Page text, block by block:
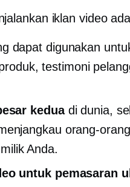
iklan video
dapat digunakan
testimoni
keduadi dunia,
orang-
Anda.
untuk pemasaran